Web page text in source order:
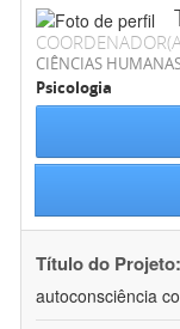
CIÊNCIAS
Psicologia
Título do Projeto:
autoconsciência